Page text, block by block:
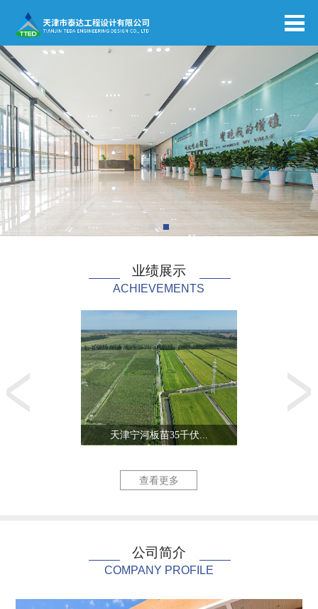
业绩展示
ACHIEVEMENTS
天津宁河板苗35千伏...
查看更多
公司简介
COMPANY PROFILE